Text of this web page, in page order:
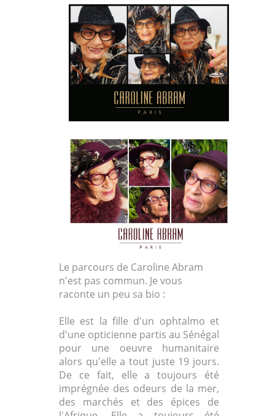
Le parcours de Caroline Abram
n'est pas commun. Je vous
raconte un peu sa bio :
Elle est la fille d'un ophtalmo et
d'une opticienne partis au Sénégal
pour une oeuvre humanitaire
alors qu'elle a tout juste 19 jours.
De ce fait, elle a toujours été
imprégnée des odeurs de la mer,
des marchés et des épices de